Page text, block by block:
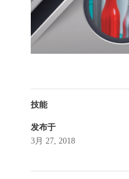
技能
发布于
3月 27, 2018